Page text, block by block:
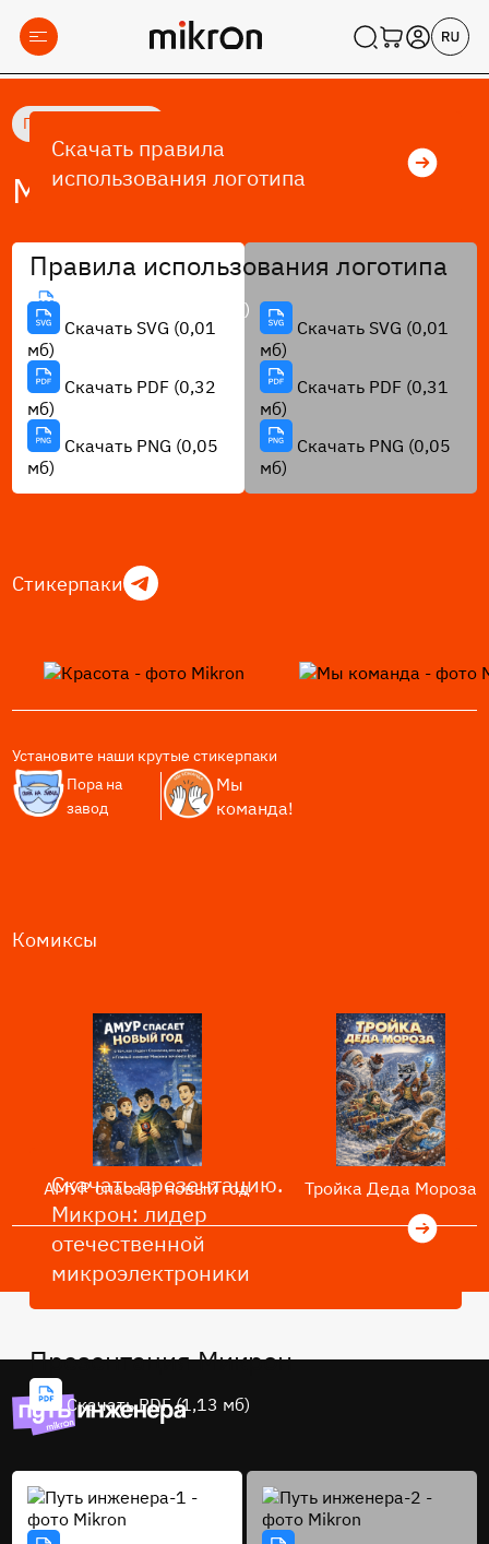
Главная
Медиакит
Правила использования логотипа
Скачать PDF (0,23 мб)
Скачать правила
использования логотипа
Скачать SVG (0,01
мб)
Скачать PDF (0,32
мб)
Скачать PNG (0,05
мб)
Скачать SVG (0,01
мб)
Скачать PDF (0,31
мб)
Скачать PNG (0,05
мб)
Стикерпаки
Установите наши крутые стикерпаки
Пора на
завод
Мы
команда!
Комиксы
АМУР спасает новый год Тройка Деда Мороза
Презентация Микрон
Скачать PDF (1,13 мб)
Скачать презентацию.
Микрон: лидер
отечественной
микроэлектроники